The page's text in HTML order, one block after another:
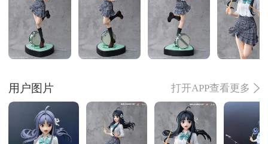
用户图片 打开APP查看更多